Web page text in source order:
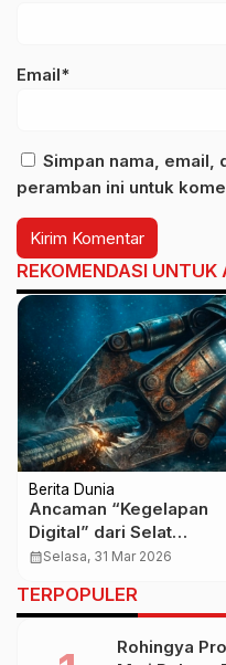
Email*
Simpan nama, email,
peramban ini untuk
REKOMENDASI UNTUK
Berita Dunia
Ancaman “Kegelapan
Digital” dari Selat
Hormuz, Indonesia
Risiko Global
calendar_monthSelasa, 31 Mar 2026
TERPOPULER
Rohingya